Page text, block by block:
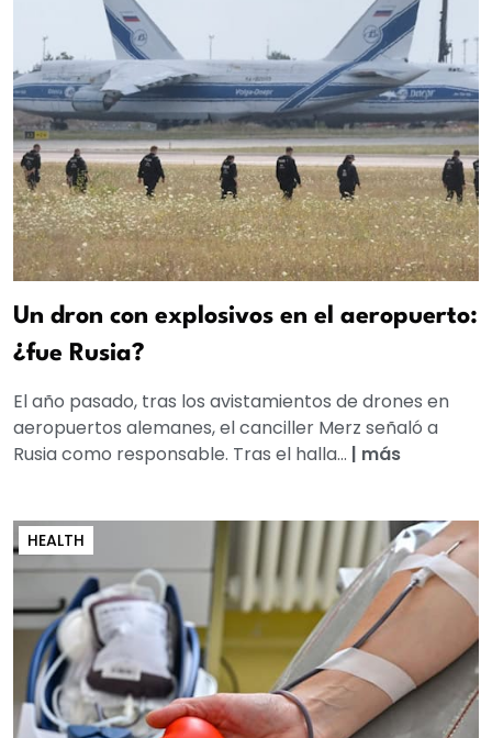
Un dron con explosivos en el aeropuerto:
¿fue Rusia?
El año pasado, tras los avistamientos de drones en
aeropuertos alemanes, el canciller Merz señaló a
Rusia como responsable. Tras el halla... | más
HEALTH